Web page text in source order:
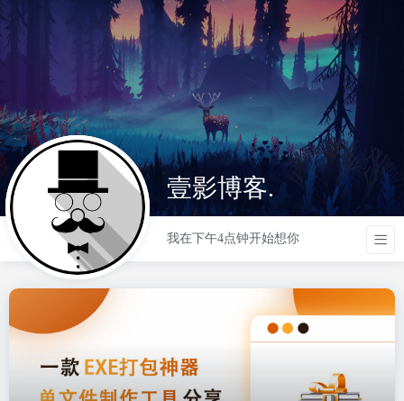
壹影博客.
我在下午4点钟开始想你